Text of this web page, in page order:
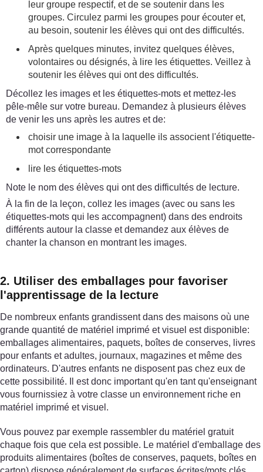
leur groupe respectif, et de se soutenir dans les
groupes. Circulez parmi les groupes pour écouter et,
au besoin, soutenir les élèves qui ont des difficultés.
Après quelques minutes, invitez quelques élèves,
volontaires ou désignés, à lire les étiquettes. Veillez à
soutenir les élèves qui ont des difficultés.
Décollez les images et les étiquettes-mots et mettez-les
pêle-mêle sur votre bureau. Demandez à plusieurs élèves
de venir les uns après les autres et de:
choisir une image à la laquelle ils associent l'étiquette-
mot correspondante
lire les étiquettes-mots
Note le nom des élèves qui ont des difficultés de lecture.
À la fin de la leçon, collez les images (avec ou sans les
étiquettes-mots qui les accompagnent) dans des endroits
différents autour la classe et demandez aux élèves de
chanter la chanson en montrant les images.
2. Utiliser des emballages pour favoriser
l'apprentissage de la lecture
De nombreux enfants grandissent dans des maisons où une
grande quantité de matériel imprimé et visuel est disponible:
emballages alimentaires, paquets, boîtes de conserves, livres
pour enfants et adultes, journaux, magazines et même des
ordinateurs. D'autres enfants ne disposent pas chez eux de
cette possibilité. Il est donc important qu'en tant qu'enseignant
vous fournissiez à votre classe un environnement riche en
matériel imprimé et visuel.
Vous pouvez par exemple rassembler du matériel gratuit
chaque fois que cela est possible. Le matériel d'emballage des
produits alimentaires (boîtes de conserves, paquets, boîtes en